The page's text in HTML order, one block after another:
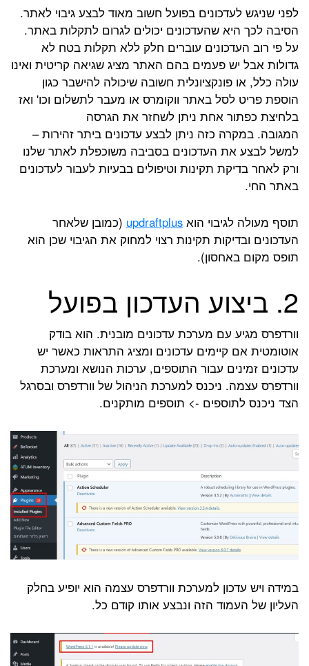
לפני שניגש לעדכונים בפועל חשוב מאוד לבצע גיבוי לאתר.
הסיבה לכך היא שהעדכונים יכולים לגרום לתקלות באתר.
על פי רוב העדכונים עוברים חלק ללא תקלות בטח לא
גדולות אבל יש פעמים בהם האתר מציג שגיאה קריטית ואינו
עולה כלל, או פונקציונלית חשובה שיכולה להישבר כגון
הוספת פריט לסל באתר ווקומרס או מעבר לתשלום וכו' ואז
בלחיצת כפתור אחת ניתן לשחזר את הגרסה
המגובה. במקרה כזה ניתן לבצע עדכונים ביתר זהירות –
למשל לבצע את העדכונים בסביבה משוכפלת לאתר שלנו
ורק לאחר בדיקת תקינות וטיפולים בבעיות לעבור לעדכונים
באתר החי.
תוסף מעולה לגיבוי הוא updraftplus (כמובן שלאחר
העדכונים ובדיקות תקינות רצוי למחוק את הגיבוי שכן הוא
תופס מקום באחסון).
2. ביצוע העדכון בפועל
וורדפרס מגיע עם מערכת עדכונים מובנית. הוא בודק
אוטומטית אם קיימים עדכונים ומציג התראות כאשר יש
עדכונים זמינים עבור התוספים, ערכות הנושא ומערכת
וורדפרס עצמה. ניכנס למערכת הניהול של וורדפרס ובסרגל
הצד ניכנס לתוספים -> תוספים מותקנים.
במידה ויש עדכון למערכת וורדפרס עצמה הוא יופיע בחלק
העליון של העמוד הזה ונבצע אותו קודם כל.